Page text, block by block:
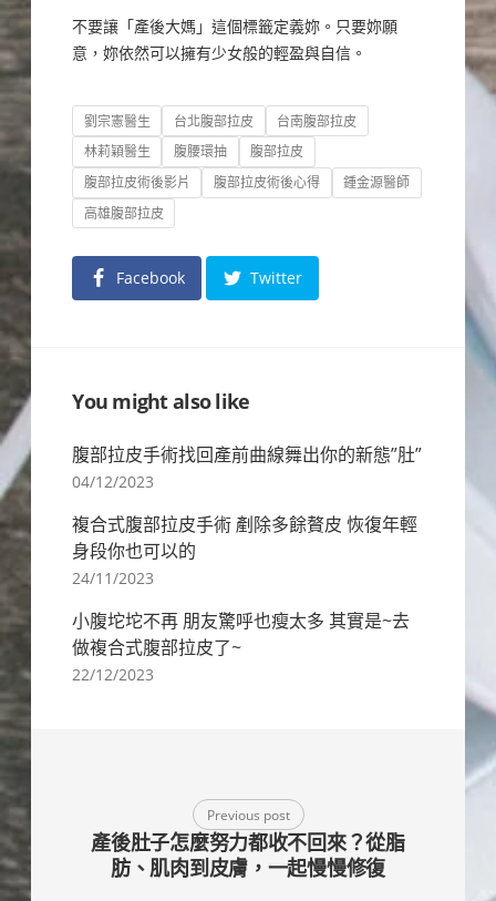
不要讓「產後大媽」這個標籤定義妳。只要妳願
意，妳依然可以擁有少女般的輕盈與自信。
Tags
劉宗憲醫生 台北腹部拉皮
台南腹部拉皮
林莉穎醫生
腹腰環抽
腹部拉皮
腹部拉皮術後影片
腹部拉皮術後心得
鍾金源醫師
高雄腹部拉皮
Facebook Twitter
You might also like
腹部拉皮手術找回產前曲線舞出你的新態”肚”
04/12/2023
複合式腹部拉皮手術 剷除多餘贅皮 恢復年輕
身段你也可以的
24/11/2023
小腹坨坨不再 朋友驚呼也瘦太多 其實是~去
做複合式腹部拉皮了~
22/12/2023
Previous post
產後肚子怎麼努力都收不回來？從脂
肪、肌肉到皮膚，一起慢慢修復